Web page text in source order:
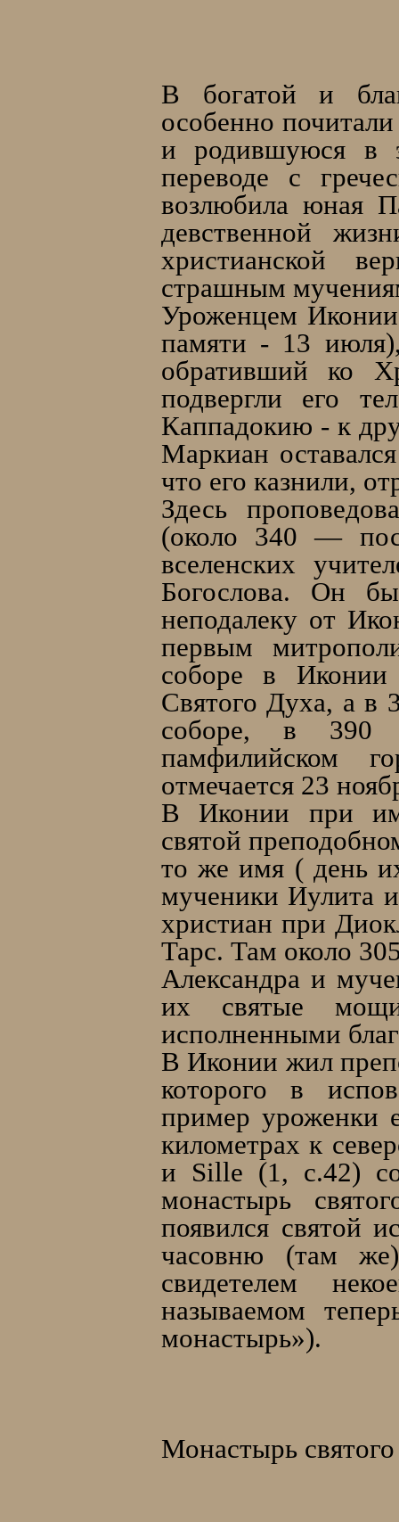
В богатой и
особенно
и родившуюся в
переводе с
возлюбила юная
девственной
христианской
страшным
Уроженцем
памяти - 13
обративший ко
подвергли его
Каппадокию - к
Маркиан
что его казнили,
Здесь
(около 340 —
вселенских
Богослова. Он
неподалеку от
первым
соборе в
Святого Духа, а в
соборе, в 390
памфилийском
отмечается 23
В Иконии при
святой
то же имя ( день
мученики Иулита
христиан при
Тарс. Там около
Александра и
их cвятые
исполненными
В Иконии жил
которого в
пример уроженки
километрах к
и Sille (1, c.42)
монастырь
появился святой
часовню (там
свидетелем
называемом
монастырь»).
Монастырь